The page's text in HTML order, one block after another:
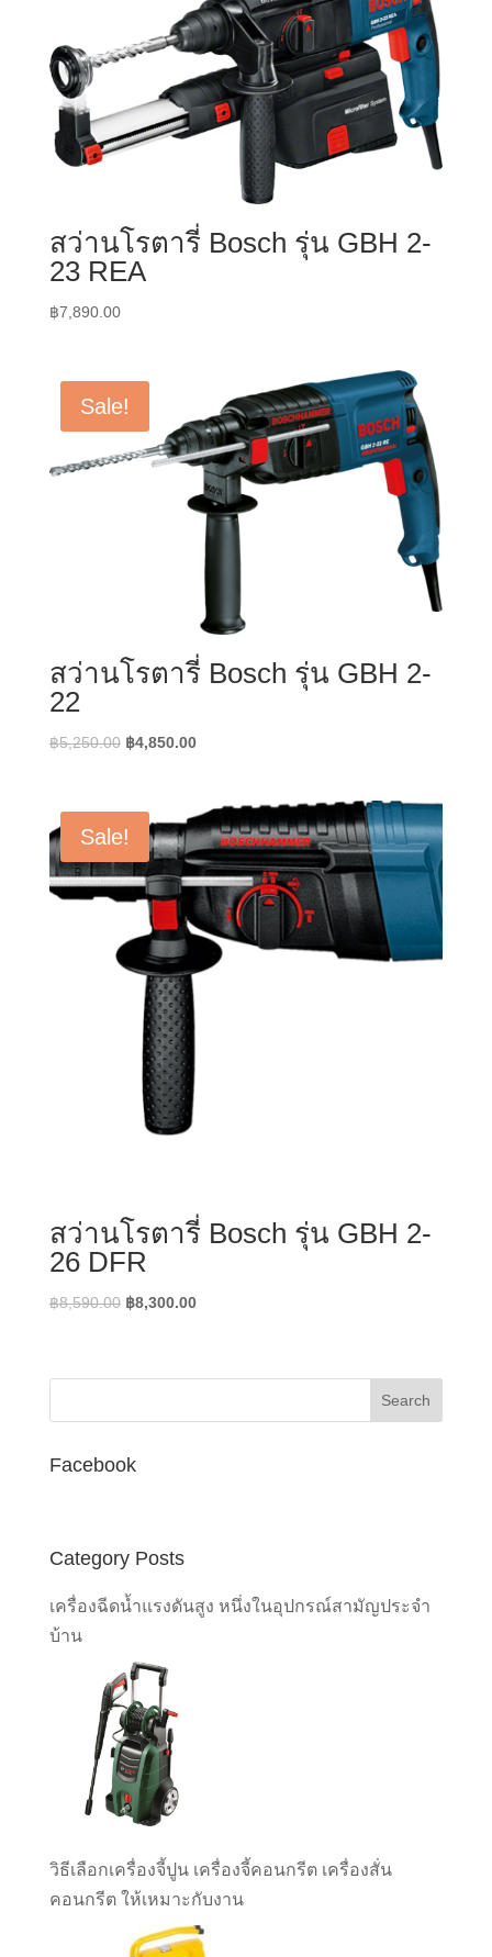
สว่านโรตารี่ Bosch รุ่น GBH 2-
23 REA
฿7,890.00
Sale!
สว่านโรตารี่ Bosch รุ่น GBH 2-
22
฿5,250.00 Original
฿5,250.00.
฿4,850.00Current
฿4,850.00.
Sale!
สว่านโรตารี่ Bosch รุ่น GBH 2-
26 DFR
฿8,590.00 Original
฿8,590.00.
฿8,300.00Current
฿8,300.00.
Facebook
Category Posts
เครื่องฉีดน้ำแรงดันสูง หนึ่งในอุปกรณ์สามัญประจำ
บ้าน
วิธีเลือกเครื่องจี้ปูน เครื่องจี้คอนกรีต เครื่องสั่น
คอนกรีต ให้เหมาะกับงาน